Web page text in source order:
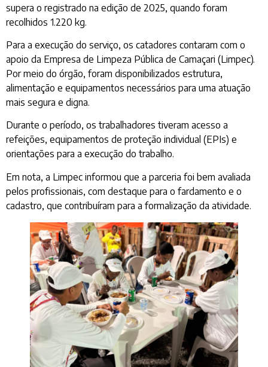
supera o registrado na edição de 2025, quando foram
recolhidos 1.220 kg.
Para a execução do serviço, os catadores contaram com o
apoio da Empresa de Limpeza Pública de Camaçari (Limpec).
Por meio do órgão, foram disponibilizados estrutura,
alimentação e equipamentos necessários para uma atuação
mais segura e digna.
Durante o período, os trabalhadores tiveram acesso a
refeições, equipamentos de proteção individual (EPIs) e
orientações para a execução do trabalho.
Em nota, a Limpec informou que a parceria foi bem avaliada
pelos profissionais, com destaque para o fardamento e o
cadastro, que contribuíram para a formalização da atividade.